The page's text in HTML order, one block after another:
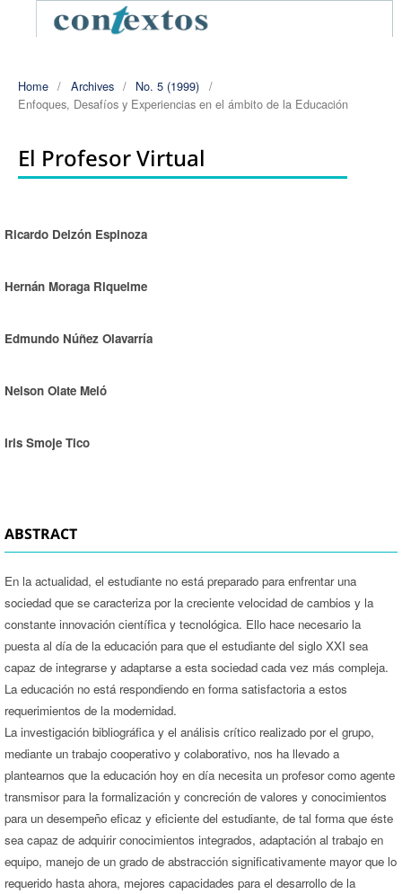
Home / Archives / No. 5 (1999) /
Enfoques, Desafíos y Experiencias en el ámbito de la Educación
El Profesor Virtual
Authors
Ricardo Delzón Espinoza
Hernán Moraga Riquelme
Edmundo Núñez Olavarría
Nelson Olate Meló
Iris Smoje Tico
ABSTRACT
En la actualidad, el estudiante no está preparado para enfrentar una
sociedad que se caracteriza por la creciente velocidad de cambios y la
constante innovación científica y tecnológica. Ello hace necesario la
puesta al día de la educación para que el estudiante del siglo XXI sea
capaz de integrarse y adaptarse a esta sociedad cada vez más compleja.
La educación no está respondiendo en forma satisfactoria a estos
requerimientos de la modernidad.
La investigación bibliográfica y el análisis crítico realizado por el grupo,
mediante un trabajo cooperativo y colaborativo, nos ha llevado a
plantearnos que la educación hoy en día necesita un profesor como agente
transmisor para la formalización y concreción de valores y conocimientos
para un desempeño eficaz y eficiente del estudiante, de tal forma que éste
sea capaz de adquirir conocimientos integrados, adaptación al trabajo en
equipo, manejo de un grado de abstracción significativamente mayor que lo
requerido hasta ahora, mejores capacidades para el desarrollo de la